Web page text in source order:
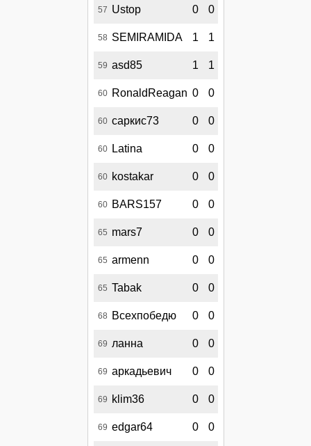
57 Ustop 0 0
58 SEMIRAMIDA 1 1
59 asd85 1 1
60 RonaldReagan 0 0
60 саркис73 0 0
60 Latina 0 0
60 kostakar 0 0
60 BARS157 0 0
65 mars7 0 0
65 armenn 0 0
65 Tabak 0 0
68 Всехпобедю 0 0
69 ланна 0 0
69 аркадьевич 0 0
69 klim36 0 0
69 edgar64 0 0